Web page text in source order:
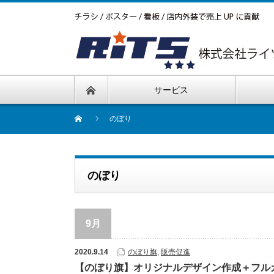
サービス
のぼり
のぼり
9月
2020.9.14 のぼり旗, 販売促進
【のぼり旗】オリジナルデザイン作成＋フル